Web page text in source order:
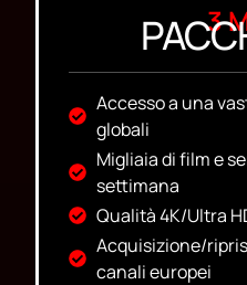
3
Accesso a una
globali
Migliaia di film e
settimana
Qualità 4K/Ultra
Acquisizione/
canali europei